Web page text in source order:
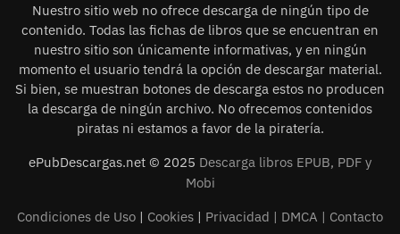
Nuestro sitio web no ofrece descarga de ningún tipo de
contenido. Todas las fichas de libros que se encuentran en
nuestro sitio son únicamente informativas, y en ningún
momento el usuario tendrá la opción de descargar material.
Si bien, se muestran botones de descarga estos no producen
la descarga de ningún archivo. No ofrecemos contenidos
piratas ni estamos a favor de la piratería.
ePubDescargas.net © 2025 Descarga libros EPUB, PDF y
Mobi
Condiciones de Uso | Cookies | Privacidad | DMCA | Contacto